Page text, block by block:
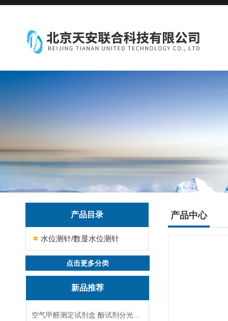
产品目录
水位测针/数显水位测针
点击更多分类
新品推荐
产品中心